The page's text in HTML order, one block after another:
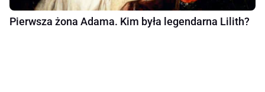
Pierwsza żona Adama. Kim była legendarna Lilith?